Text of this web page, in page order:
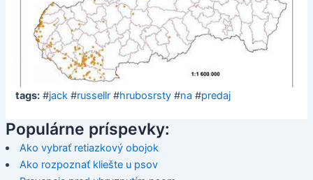
tags: #jack #russellr #hrubosrsty #na #predaj
Populárne príspevky:
Ako vybrať retiazkový obojok
Ako rozpoznať kliešte u psov